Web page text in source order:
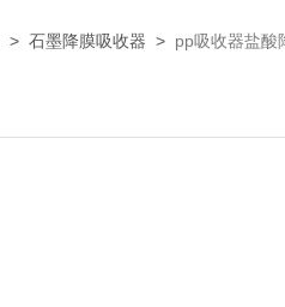
> 石墨降膜吸收器 > pp吸收器盐酸